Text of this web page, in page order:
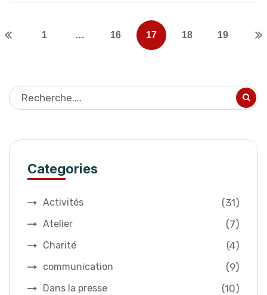
1 … 16 17 18 19
Categories
Activités (31)
Atelier (7)
Charité (4)
communication (9)
Dans la presse (10)